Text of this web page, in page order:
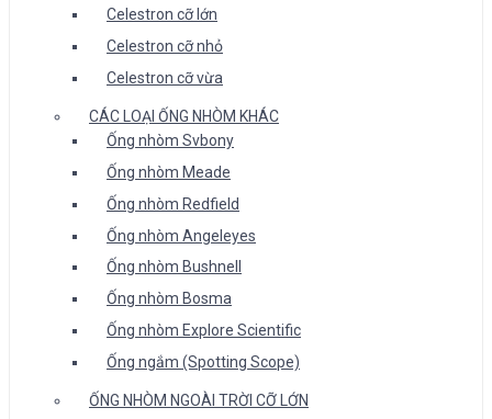
Celestron cỡ lớn
Celestron cỡ nhỏ
Celestron cỡ vừa
CÁC LOẠI ỐNG NHÒM KHÁC
Ống nhòm Svbony
Ống nhòm Meade
Ống nhòm Redfield
Ống nhòm Angeleyes
Ống nhòm Bushnell
Ống nhòm Bosma
Ống nhòm Explore Scientific
Ống ngắm (Spotting Scope)
ỐNG NHÒM NGOÀI TRỜI CỠ LỚN